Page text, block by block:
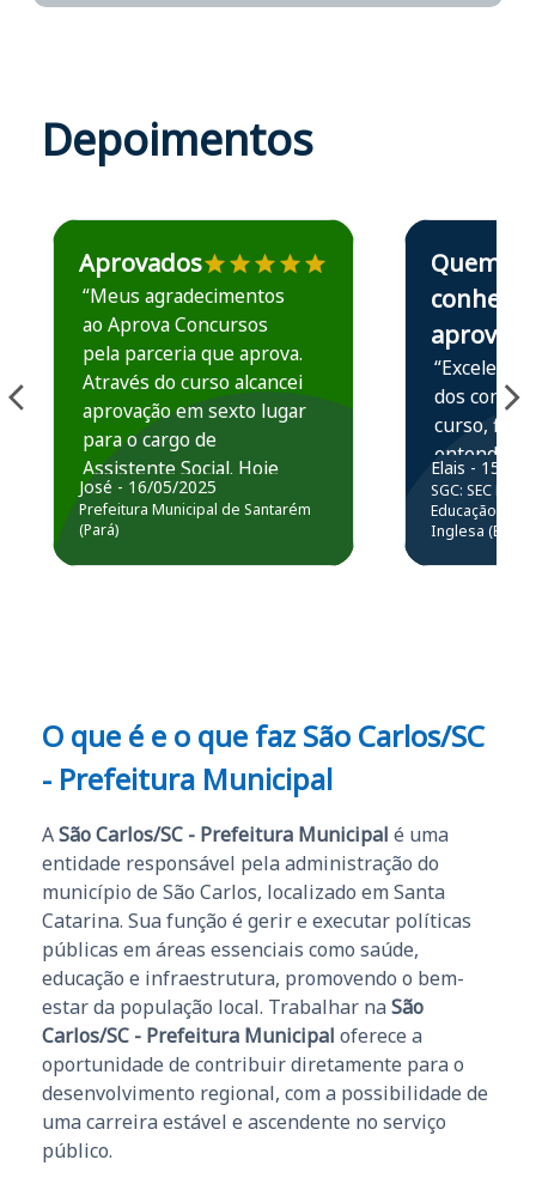
Depoimentos
Estudante José recomenda o Aprova Concursos em
Aprovados
“Meus agradecimentos
ao Aprova Concursos
pela parceria que aprova.
Através do curso alcancei
aprovação em sexto lugar
para o cargo de
Assistente Social. Hoje
estou atuando na
Prefeitura de Santarém.
José - 16/05/2025
Prefeitura Municipal de Santarém
(Pará)
Estudante Elais
Quem
conhece,
aprova
“Excelente
dos
curso,
entender e
prática
resolução
questões.”
Elais - 15/07/
SGC: SEC BA
Educação
Inglesa (Edital
O que é e o que faz São Carlos/SC
- Prefeitura Municipal
ASão Carlos/SC - Prefeitura Municipal é uma
entidade responsável pela administração do
município de São Carlos, localizado em Santa
Catarina. Sua função é gerir e executar políticas
públicas em áreas essenciais como saúde,
educação e infraestrutura, promovendo o bem-
estar da população local. Trabalhar na São
Carlos/SC - Prefeitura Municipal oferece a
oportunidade de contribuir diretamente para o
desenvolvimento regional, com a possibilidade de
uma carreira estável e ascendente no serviço
público.